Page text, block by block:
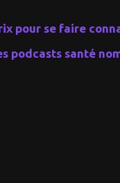
pour se faire
podcasts santé